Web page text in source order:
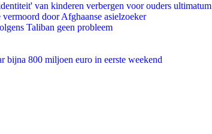
van kinderen verbergen voor ouders ultimatum
door Afghaanse asielzoeker
Taliban geen probleem
bijna 800 miljoen euro in eerste weekend